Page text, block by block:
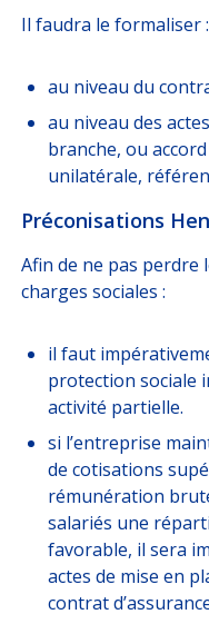
Il faudra le formaliser :
au niveau du
au niveau des
branche, ou
unilatérale,
Préconisations
Afin de ne pas perdre
charges sociales :
il faut
protection sociale
activité partielle.
si l’entreprise
de cotisations
rémunération
salariés une
favorable, il sera
actes de mise en
contrat